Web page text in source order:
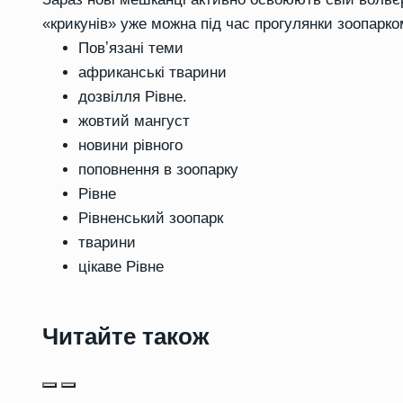
«крикунів» уже можна під час прогулянки
Повʼязані теми
африканські тварини
дозвілля Рівне.
жовтий мангуст
новини рівного
поповнення в зоопарку
Рівне
Рівненський зоопарк
тварини
цікаве Рівне
Читайте також